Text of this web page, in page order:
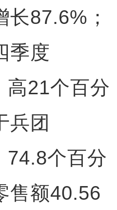
长87.6%；
季度
高21个百分
兵团
74.8个百分
售额40.56